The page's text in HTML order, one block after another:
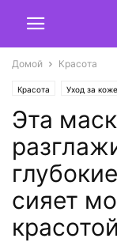
Домой Красота
Красота Уход за
Эта
сияет
красотой